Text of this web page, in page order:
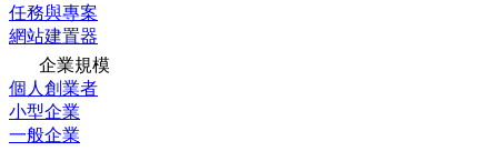
任務與專案
網站建置器
企業規模
個人創業者
小型企業
一般企業